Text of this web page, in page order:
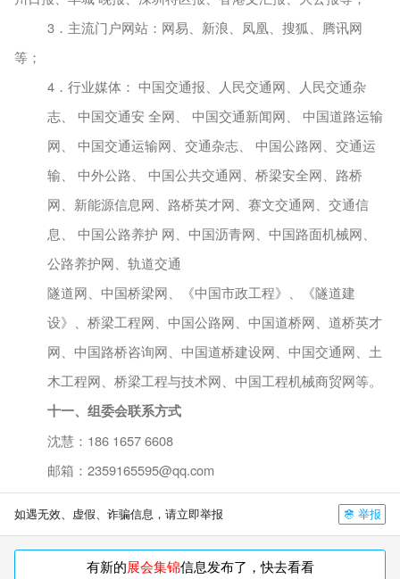
3．主流门户网站：网易、新浪、凤凰、搜狐、腾讯网
等；
4．行业媒体： 中国交通报、人民交通网、人民交通杂
志、 中国交通安 全网、 中国交通新闻网、 中国道路运输
网、 中国交通运输网、交通杂志、 中国公路网、交通运
输、 中外公路、 中国公共交通网、桥梁安全网、路桥
网、新能源信息网、路桥英才网、赛文交通网、交通信
息、 中国公路养护 网、中国沥青网、中国路面机械网、
公路养护网、轨道交通
隧道网、中国桥梁网、《中国市政工程》、《隧道建
设》、桥梁工程网、中国公路网、中国道桥网、道桥英才
网、中国路桥咨询网、中国道桥建设网、中国交通网、土
木工程网、桥梁工程与技术网、中国工程机械商贸网等。
十一、组委会联系方式
沈慧： 186 1657 6608
邮箱：2359165595@qq.com
如遇无效、虚假、诈骗信息，请立即举报 举报
有新的展会集锦信息发布了，快去看看